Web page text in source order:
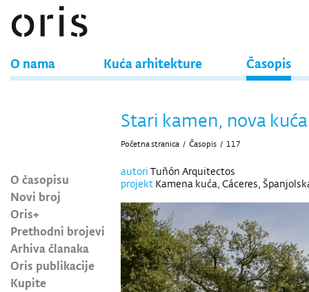
O nama Kuća arhitekture Časopis
O časopisu
Novi broj
Oris+
Prethodni brojevi
Arhiva članaka
Oris publikacije
Kupite
Stari kamen, nova kuća
Početna stranica / Časopis / 117
autori Tuñón Arquitectos
projekt Kamena kuća, Cáceres,